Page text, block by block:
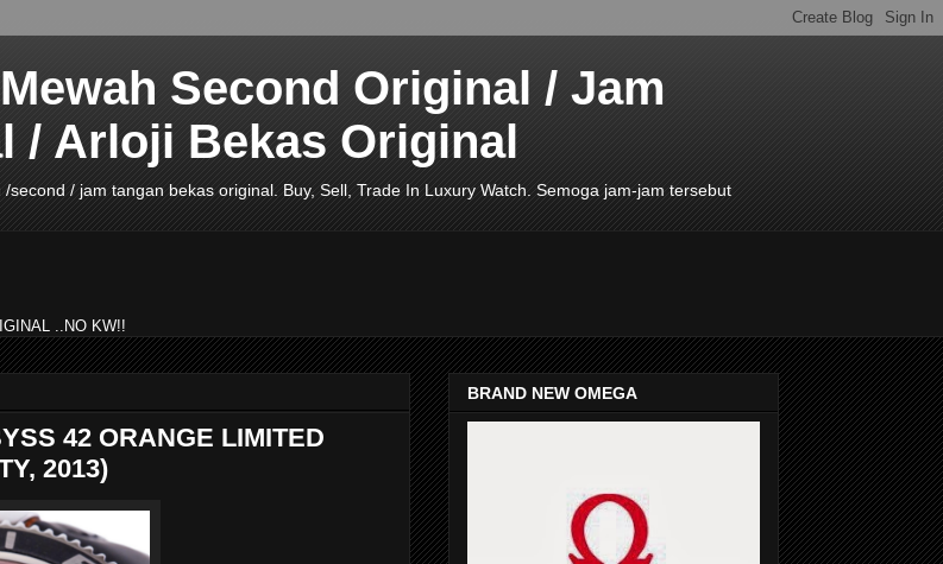
Second Original / Jam
/ Arloji Bekas Original
/ jam tangan bekas original. Buy, Sell, Trade In Luxury Watch. Semoga jam-jam tersebut
..NO KW!!
42 ORANGE LIMITED
2013)
BRAND NEW OMEGA